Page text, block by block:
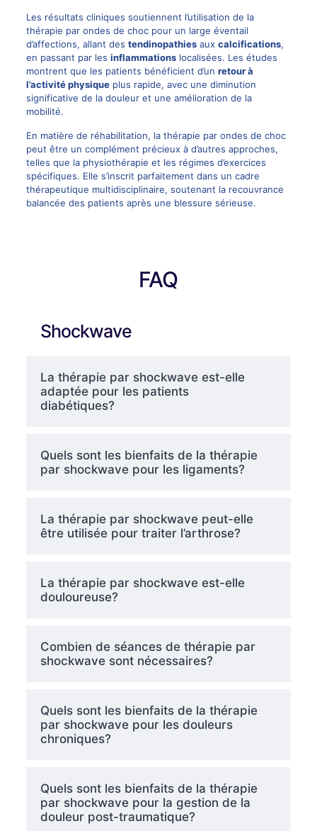
Les résultats cliniques soutiennent l’utilisation de la
thérapie par ondes de choc pour un large éventail
d’affections, allant des tendinopathiesaux calcifications,
en passant par les inflammationslocalisées. Les études
montrent que les patients bénéficient d’un retour à
l’activité physiqueplus rapide, avec une diminution
significative de la douleur et une amélioration de la
mobilité.
En matière de réhabilitation, la thérapie par ondes de choc
peut être un complément précieux à d’autres approches,
telles que la physiothérapie et les régimes d’exercices
spécifiques. Elle s’inscrit parfaitement dans un cadre
thérapeutique multidisciplinaire, soutenant la recouvrance
balancée des patients après une blessure sérieuse.
FAQ
Shockwave
La thérapie par shockwave est-elle
adaptée pour les patients
diabétiques?
Quels sont les bienfaits de la thérapie
par shockwave pour les ligaments?
La thérapie par shockwave peut-elle
être utilisée pour traiter l’arthrose?
La thérapie par shockwave est-elle
douloureuse?
Combien de séances de thérapie par
shockwave sont nécessaires?
Quels sont les bienfaits de la thérapie
par shockwave pour les douleurs
chroniques?
Quels sont les bienfaits de la thérapie
par shockwave pour la gestion de la
douleur post-traumatique?